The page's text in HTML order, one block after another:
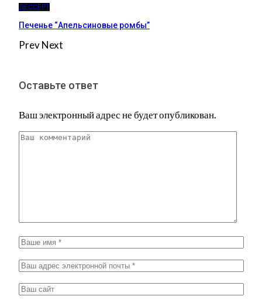
ДЕССЕРТ
Печенье “Апельсиновые ромбы”
PrevNext
Оставьте ответ
Ваш электронный адрес не будет опубликован.